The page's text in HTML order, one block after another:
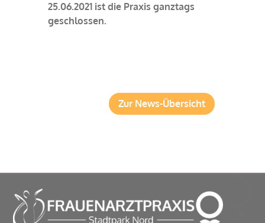
25.06.2021 ist die Praxis ganztags
geschlossen.
Zur News-Übersicht